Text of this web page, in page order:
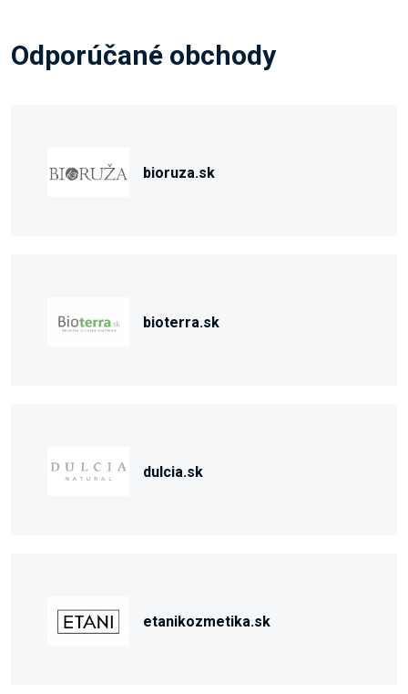
Odporúčané obchody
bioruza.sk
bioterra.sk
dulcia.sk
etanikozmetika.sk